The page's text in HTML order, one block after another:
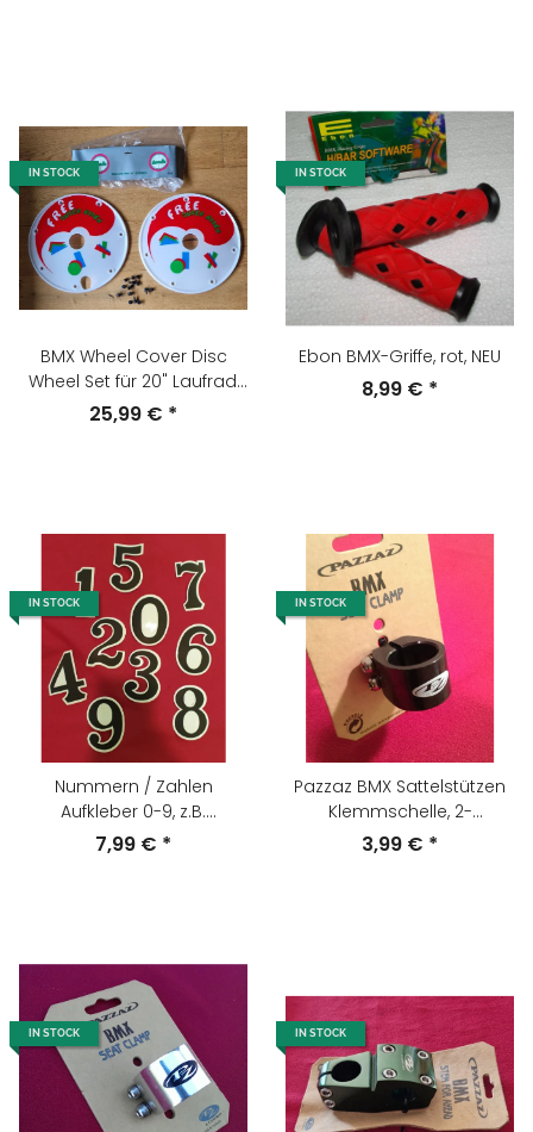
IN STOCK
BMX Wheel Cover Disc
Wheel Set für 20" Laufrad,
80er Jahre, NEU, NOS
25,99 € *
IN STOCK
Ebon BMX-Griffe, rot, NEU
8,99 € *
IN STOCK
Nummern / Zahlen
Aufkleber 0-9, z.B.
Startnummern, NEU
7,99 € *
IN STOCK
Pazzaz BMX Sattelstützen
Klemmschelle, 2-
Schrauben, 28,6mm,
3,99 € *
IN STOCK IN STOCK